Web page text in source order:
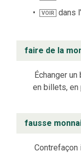
VOIR dans
faire de la
Échanger
en billets, en
fausse